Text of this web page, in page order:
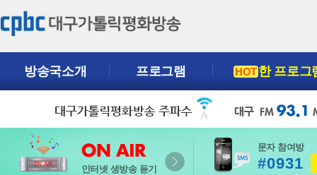
방송국소개 프로그램 HOT한 프로그
인터넷 생방송 듣기
문자 참여방
#0931